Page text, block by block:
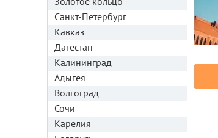
Санкт-Петербург
Кавказ
Дагестан
Калининград
Адыгея
Волгоград
Сочи
Карелия